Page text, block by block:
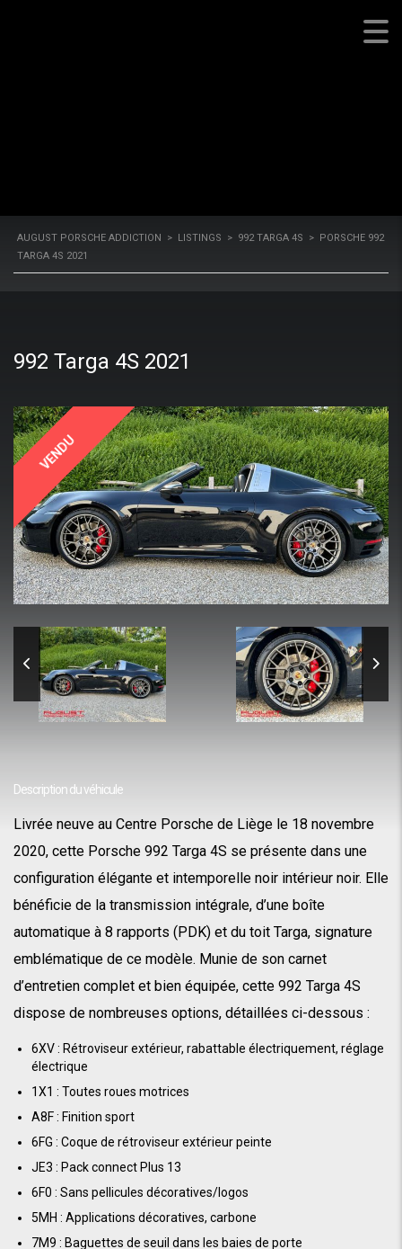
AUGUST PORSCHE ADDICTION > LISTINGS > 992 TARGA 4S > PORSCHE 992
TARGA 4S 2021
992 Targa 4S 2021
VENDU
Description du véhicule
Livrée neuve au Centre Porsche de Liège le 18 novembre
2020, cette Porsche 992 Targa 4S se présente dans une
configuration élégante et intemporelle noir intérieur noir. Elle
bénéficie de la transmission intégrale, d’une boîte
automatique à 8 rapports (PDK) et du toit Targa, signature
emblématique de ce modèle. Munie de son carnet
d’entretien complet et bien équipée, cette 992 Targa 4S
dispose de nombreuses options, détaillées ci-dessous :
6XV : Rétroviseur extérieur, rabattable électriquement, réglage
électrique
1X1 : Toutes roues motrices
A8F : Finition sport
6FG : Coque de rétroviseur extérieur peinte
JE3 : Pack connect Plus 13
6F0 : Sans pellicules décoratives/logos
5MH : Applications décoratives, carbone
7M9 : Baguettes de seuil dans les baies de porte